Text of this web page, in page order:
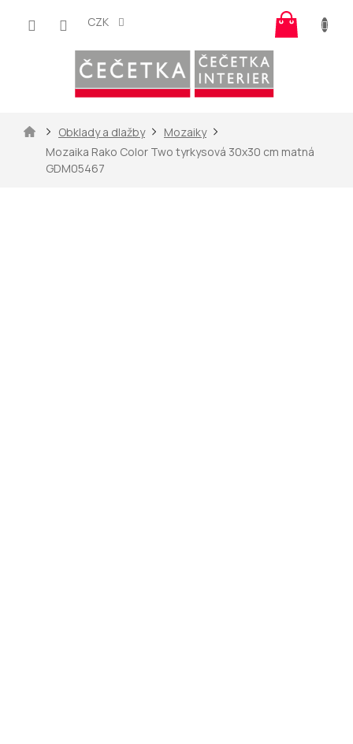
CZK
košík
DomůObklady a dlažby
Mozaiky
Mozaika Rako Color Two tyrkysová 30x30 cm matná
GDM05467